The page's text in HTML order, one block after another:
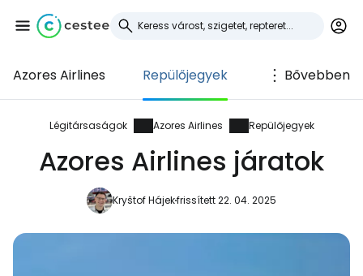
Azores Airlines Repülőjegyek Bővebben
Légitársaságok Azores Airlines Repülőjegyek
Azores Airlines járatok
Kryštof Hájekfrissített 22. 04. 2025
Bejelentkezés a
Cestee-be
... az utazási közösség világszerte